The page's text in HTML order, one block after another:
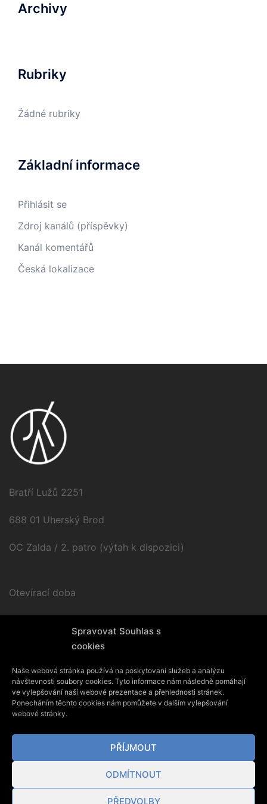
Spravovat Souhlas s
cookies
Naše webová stránka používá na poskytovaní služeb a analýzu
návštevnosti soubory cookies. Tyto informace nám následně pomáhají
ve vylepšování naší webové prezentace a přehlednosti stránek.
Ponecháním těchto cookies nám pomůžete v dalším vylepšování
webové stránky.
PŘÍJMOUT
ODMÍTNOUT
PŘEDVOLBY
Archivy
Rubriky
Žádné rubriky
Základní informace
Přihlásit se
Zdroj kanálů (příspěvky)
Kanál komentářů
Česká lokalizace
Bratří Lužů 2251
688 01 Uherský Brod
OC Zalda / 2. patro (výtah k dispozici)
Otevírací doba